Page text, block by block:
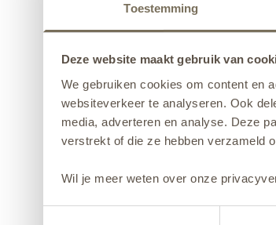
Toestemming
Deze website maakt gebruik van
We gebruiken cookies om content en
websiteverkeer te analyseren. Ook
media, adverteren en analyse. Deze
verstrekt of die ze hebben verzameld
Wil je meer weten over onze